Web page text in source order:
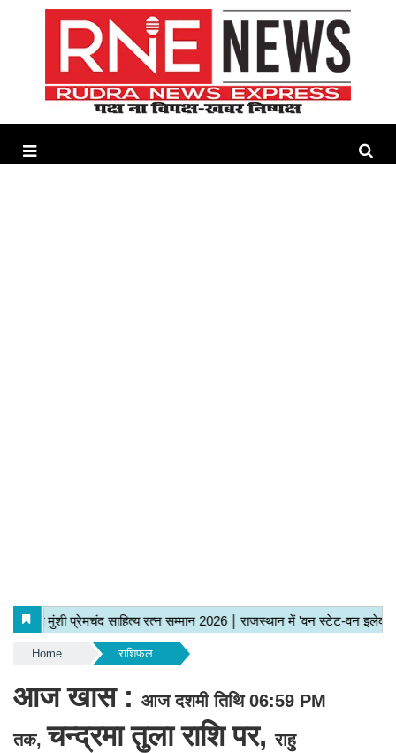
Home राशिफल
आज खास : आज दशमी तिथि 06:59 PM
तक, चन्द्रमा तुला राशि पर,राहु